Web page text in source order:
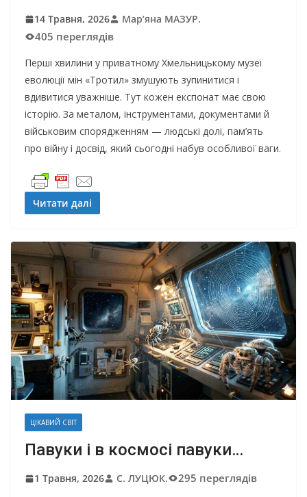
14 Травня, 2026 Мар’яна МАЗУР.
405 переглядів
Перші хвилини у приватному Хмельницькому музеї
еволюції мін «Тротил» змушують зупинитися і
вдивитися уважніше. Тут кожен експонат має свою
історію. За металом, інструментами, документами й
військовим спорядженням — людські долі, пам’ять
про війну і досвід, який сьогодні набув особливої ваги.
Читати далі
ЦІКАВИЙ СВІТ
Павуки і в космосі павуки…
1 Травня, 2026 С. ЛУЦЮК. 295 переглядів